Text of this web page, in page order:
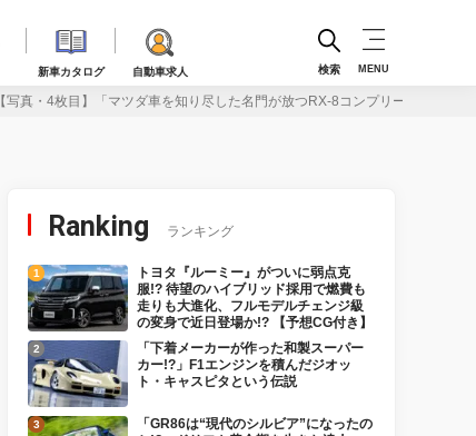
新車カタログ 自動車求人 検索 MENU
【写真・4枚目】「マツダ車を知り尽した名門が放つRX-8コンプリートチュー
Ranking ランキング
トヨタ『ルーミー』がついに弱点克
服!? 待望のハイブリッド採用で燃費も
走りも大進化、フルモデルチェンジ級
の変身で近日登場か!? 【予想CG付き】
「下着メーカーが作った和製スーパー
カー!?」F1エンジンを積んだジオッ
ト・キャスピタという伝説
「GR86は“現代のシルビア”になったの